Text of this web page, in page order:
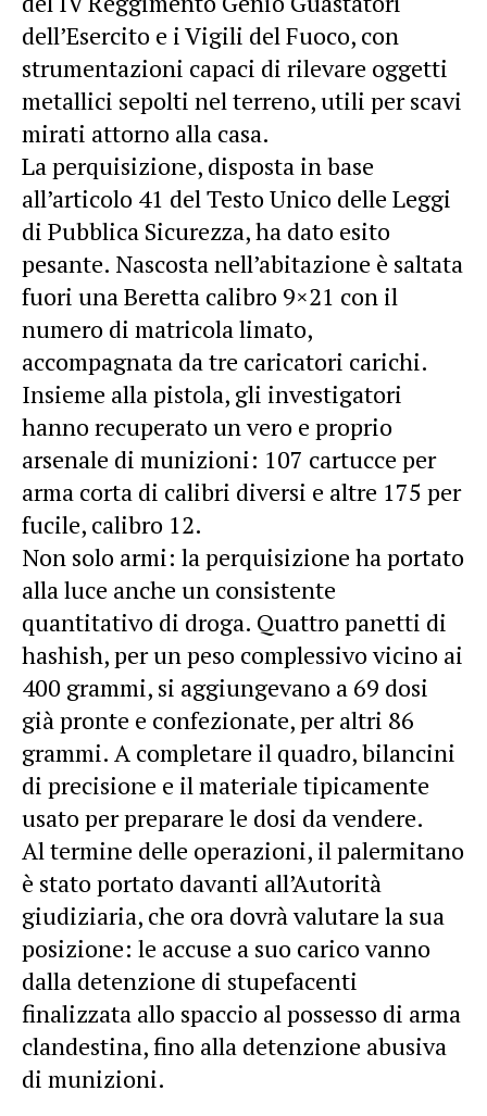
dell’Esercito e i Vigili del Fuoco, con
strumentazioni capaci di rilevare oggetti
metallici sepolti nel terreno, utili per scavi
mirati attorno alla casa.
La perquisizione, disposta in base
all’articolo 41 del Testo Unico delle Leggi
di Pubblica Sicurezza, ha dato esito
pesante. Nascosta nell’abitazione è saltata
fuori una Beretta calibro 9×21 con il
numero di matricola limato,
accompagnata da tre caricatori carichi.
Insieme allapistola, gli investigatori
hanno recuperato un vero e proprio
arsenale di munizioni: 107 cartucce per
arma corta di calibri diversi e altre 175 per
fucile, calibro 12.
Non solo armi: la perquisizione ha portato
alla luce anche un consistente
quantitativo di droga. Quattro panetti di
hashish, per un peso complessivo vicino ai
400 grammi, si aggiungevano a 69 dosi
già pronte e confezionate, per altri 86
grammi. A completare il quadro, bilancini
di precisione e il materiale tipicamente
usato per preparare le dosi da vendere.
Al termine delle operazioni, il palermitano
è stato portato davanti all’Autorità
giudiziaria, che ora dovrà valutare la sua
posizione: le accuse a suo carico vanno
dalla detenzione di stupefacenti
finalizzata allo spaccio al possesso di arma
clandestina, fino alla detenzione abusiva
di munizioni.